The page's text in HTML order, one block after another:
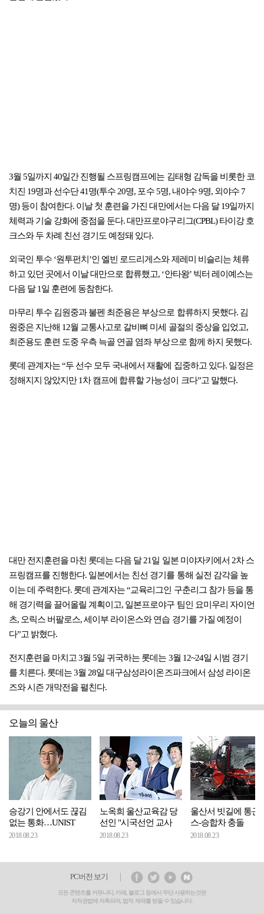
3월 5일까지 40일간 진행될 스프링캠프에는 김태형 감독을 비롯한 코
치진 19명과 선수단 41명(투수 20명, 포수 5명, 내야수 9명, 외야수 7
명) 등이 참여한다. 이날 첫 훈련을 가진 대만에서는 다음 달 19일까지
체력과 기술 강화에 중점을 둔다. 대만프로야구리그(CPBL) 타이강 호
크스와 두 차례 친선 경기도 예정돼 있다.
외국인 투수 ‘원투펀치’인 엘빈 로드리게스와 제레미 비슬리는 체류
하고 있던 곳에서 이날 대만으로 합류했고, ‘안타왕’ 빅터 레이예스는
다음 달 1일 훈련에 동참한다.
마무리 투수 김원중과 불펜 최준용은 부상으로 합류하지 못했다. 김
원중은 지난해 12월 교통사고로 갈비뼈 미세 골절의 중상을 입었고,
최준용도 훈련 도중 우측 늑골 연골 염좌 부상으로 함께 하지 못했다.
롯데 관계자는 “두 선수 모두 국내에서 재활에 집중하고 있다. 일정은
정해지지 않았지만 1차 캠프에 합류할 가능성이 크다”고 말했다.
대만 전지훈련을 마친 롯데는 다음 달 21일 일본 미야자키에서 2차 스
프링캠프를 진행한다. 일본에서는 친선 경기를 통해 실전 감각을 높
이는 데 주력한다. 롯데 관계자는 “교육리그인 구춘리그 참가 등을 통
해 경기력을 끌어올릴 계획이고, 일본프로야구 팀인 요미우리 자이언
츠, 오릭스 버팔로스, 세이부 라이온스와 연습 경기를 가질 예정이
다”고 밝혔다.
전지훈련을 마치고 3월 5일 귀국하는 롯데는 3월 12~24일 시범 경기
를 치른다. 롯데는 3월 28일 대구삼성라이온즈파크에서 삼성 라이온
즈와 시즌 개막전을 펼친다.
오늘의 울산
승강기 안에서도 끊김
없는 통화…UNIST
2018.08.23
노옥희 울산교육감 당
선인 "시국선언 교사
2018.08.23
울산서 빗길에 통근
스-승합차 충돌
2018.08.23
PC버전 보기
모든 콘텐츠를 커뮤니티, 카페, 블로그 등에서 무단 사용하는것은
저작권법에 저촉되며, 법적 제재를 받을 수 있습니다.